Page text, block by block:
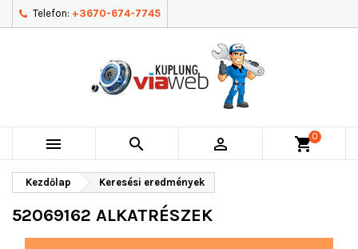
Telefon: +3670-674-7745
   shopping_cart0
Kezdőlap Keresési eredmények
52069162 ALKATRÉSZEK